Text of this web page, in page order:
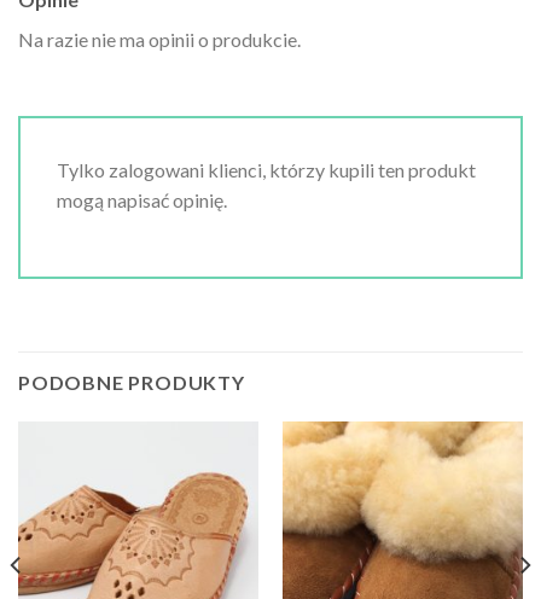
Na razie nie ma opinii o produkcie.
Tylko zalogowani klienci, którzy kupili ten produkt
mogą napisać opinię.
PODOBNE PRODUKTY